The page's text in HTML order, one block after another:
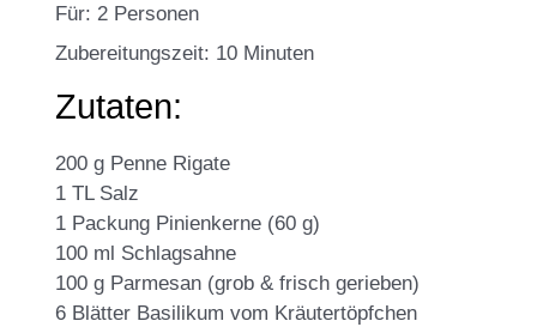
Für: 2 Personen
Zubereitungszeit: 10 Minuten
Zutaten:
200 g Penne Rigate
1 TL Salz
1 Packung Pinienkerne (60 g)
100 ml Schlagsahne
100 g Parmesan (grob & frisch gerieben)
6 Blätter Basilikum vom Kräutertöpfchen